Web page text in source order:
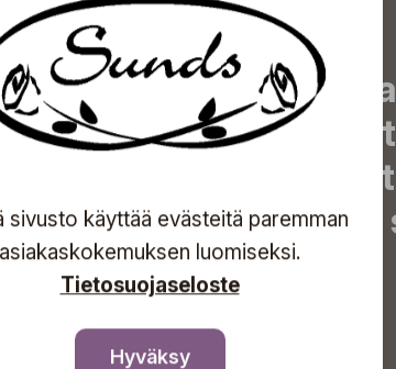
Tilaa uutiskirjeemme
uutiset, eksklusiiviset
inspiroivat vinkit
tapahtumista suoraan
Tilaa
sivusto käyttää evästeitä paremman
asiakaskokemuksen luomiseksi.
Tietosuojaseloste
Hyväksy